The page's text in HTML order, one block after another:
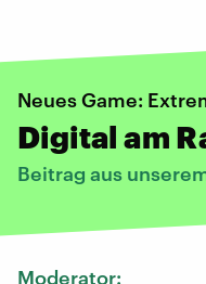
Neues Game:
Digital am
Beitrag aus
Moderator: